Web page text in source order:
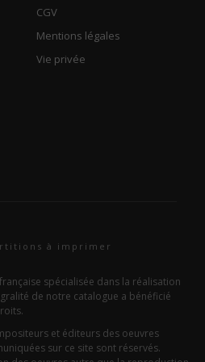
CGV
Mentions légales
Vie privée
à imprimer
spécialisée dans la réalisation
de notre catalogue a bénéficié
et éditeurs des oeuvres
sur ce site sont réservés.